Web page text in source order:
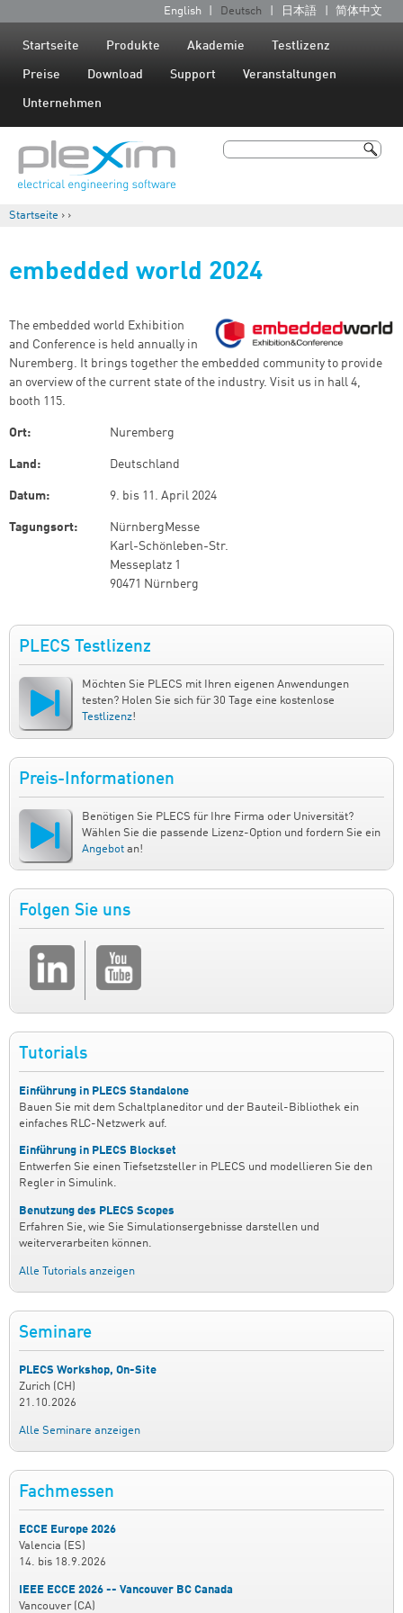
Jump to navigation
S
e
n
English Deutsch 日本語 简体中文
Startseite Produkte Akademie Testlizenz
Preise Download Support Veranstaltungen
Unternehmen
Suche
Startseite › ›
embedded world 2024
The embedded world Exhibition
and Conference is held annually in
Nuremberg. It brings together the embedded community to provide
an overview of the current state of the industry. Visit us in hall 4,
booth 115.
Ort: Nuremberg
Land: Deutschland
Datum: 9. bis 11. April 2024
Tagungsort:
NürnbergMesse
Karl-Schönleben-Str.
Messeplatz 1
90471 Nürnberg
PLECS Testlizenz
Möchten Sie PLECS mit Ihren eigenen Anwendungen
testen? Holen Sie sich für 30 Tage eine kostenlose
Testlizenz!
Preis-Informationen
Benötigen Sie PLECS für Ihre Firma oder Universität?
Wählen Sie die passende Lizenz-Option und fordern Sie ein
Angebot an!
Folgen Sie uns
Tutorials
Einführung in PLECS Standalone
Bauen Sie mit dem Schaltplaneditor und der Bauteil-Bibliothek ein
einfaches RLC-Netzwerk auf.
Einführung in PLECS Blockset
Entwerfen Sie einen Tiefsetzsteller in PLECS und modellieren Sie den
Regler in Simulink.
Benutzung des PLECS Scopes
Erfahren Sie, wie Sie Simulationsergebnisse darstellen und
weiterverarbeiten können.
Alle Tutorials anzeigen
Seminare
PLECS Workshop, On-Site
Zurich (CH)
21.10.2026
Alle Seminare anzeigen
Fachmessen
ECCE Europe 2026
Valencia (ES)
14. bis 18.9.2026
IEEE ECCE 2026 -- Vancouver BC Canada
Vancouver (CA)